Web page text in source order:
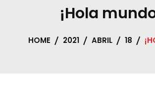
¡Hola
HOME 2021 ABRIL 18